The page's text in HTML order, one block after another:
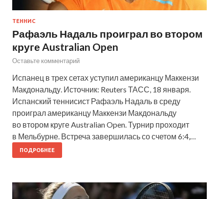
ТЕННИС
Рафаэль Надаль проиграл во втором
круге Australian Open
Оставьте комментарий
Испанец в трех сетах уступил американцу Маккензи
Макдональду. Источник: Reuters ТАСС, 18 января.
Испанский теннисист Рафаэль Надаль в среду
проиграл американцу Маккензи Макдональду
во втором круге Australian Open. Турнир проходит
в Мельбурне. Встреча завершилась со счетом 6:4,…
ПОДРОБНЕЕ